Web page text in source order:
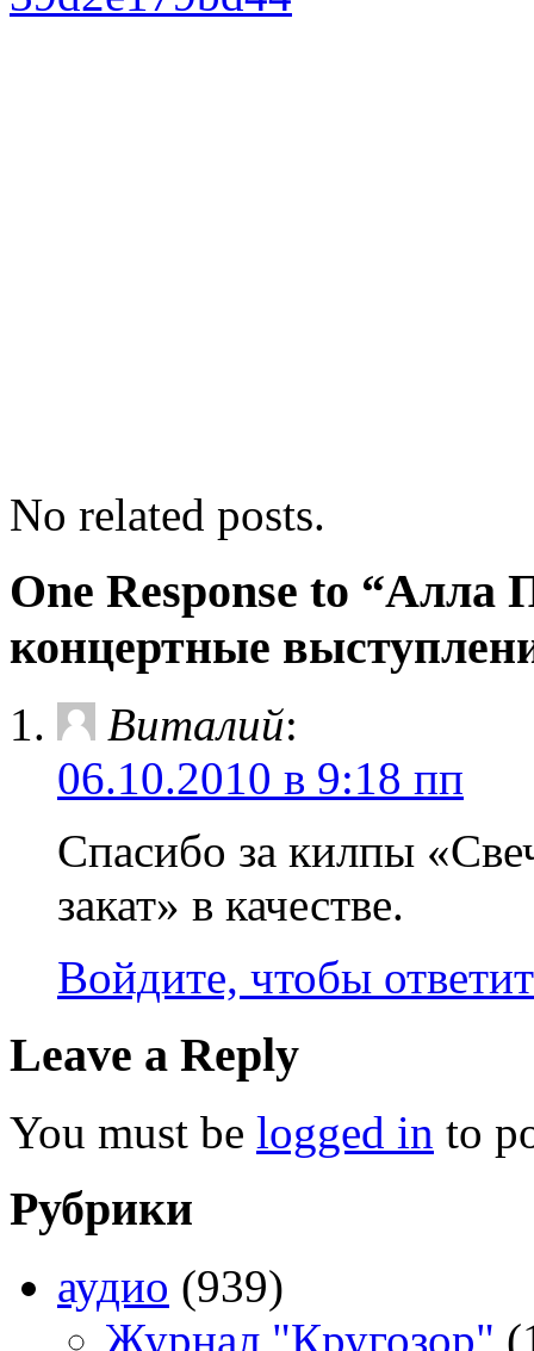
No related posts.
One Response to “Алла
концертные
Виталий:
06.10.2010 в 9:18 пп
Спасибо за килпы
закат» в качестве.
Войдите, чтобы
Leave a Reply
You must be logged in to
Рубрики
аудио (939)
Журнал "Кругозор"